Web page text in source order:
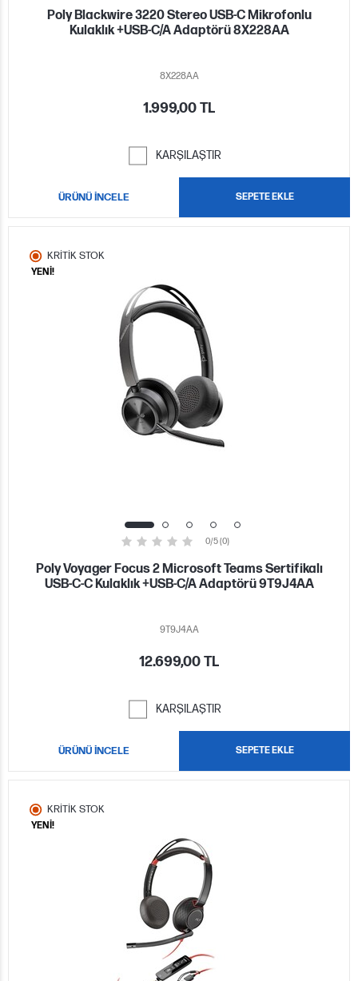
Poly Blackwire 3220 Stereo USB-C Mikrofonlu
Kulaklık +USB-C/A Adaptörü 8X228AA
8X228AA
1.999,00 TL
KARŞILAŞTIR
ÜRÜNÜ İNCELE SEPETE EKLE
KRİTİK STOK
YENİ!
0/5 (0)
Poly Voyager Focus 2 Microsoft Teams Sertifikalı
USB-C-C Kulaklık +USB-C/A Adaptörü 9T9J4AA
9T9J4AA
12.699,00 TL
KARŞILAŞTIR
ÜRÜNÜ İNCELE SEPETE EKLE
KRİTİK STOK
YENİ!